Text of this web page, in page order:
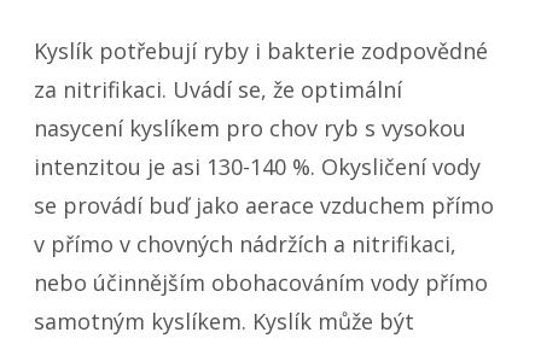
Kyslík potřebují ryby i bakterie zodpovědné
za nitrifikaci. Uvádí se, že optimální
nasycení kyslíkem pro chov ryb s vysokou
intenzitou je asi 130-140 %. Okysličení vody
se provádí buď jako aerace vzduchem přímo
v přímo v chovných nádržích a nitrifikaci,
nebo účinnějším obohacováním vody přímo
samotným kyslíkem. Kyslík může být